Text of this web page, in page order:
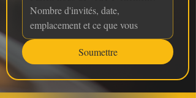
Soumettre